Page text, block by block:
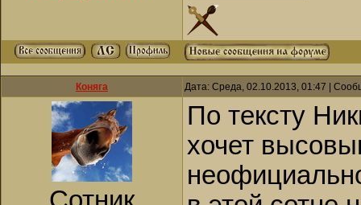
Коняга Дата: Среда, 02.10.2013, 01:47 |
По тексту
хочет